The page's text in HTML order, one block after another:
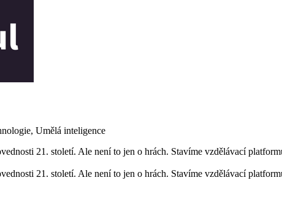
Umělá inteligence
21. století. Ale není to jen o hrách. Stavíme vzdělávací
21. století. Ale není to jen o hrách. Stavíme vzdělávací